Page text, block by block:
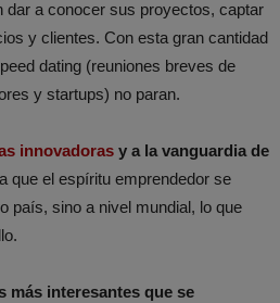
dar a conocer sus proyectos, captar
y clientes. Con esta gran cantidad
dating (reuniones breves de
y startups) no paran.
innovadoras y a la vanguardia de
que el espíritu emprendedor se
país, sino a nivel mundial, lo que
más interesantes que se